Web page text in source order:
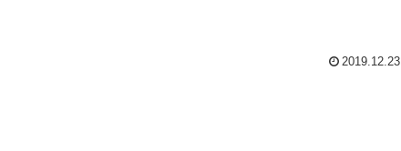
2019.12.23